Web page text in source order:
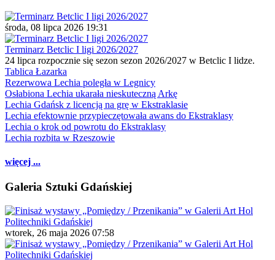
środa, 08 lipca 2026 19:31
Terminarz Betclic I ligi 2026/2027
24 lipca rozpocznie się sezon sezon 2026/2027 w Betclic I lidze.
Tablica Łazarka
Rezerwowa Lechia poległa w Legnicy
Osłabiona Lechia ukarała nieskuteczną Arkę
Lechia Gdańsk z licencją na grę w Ekstraklasie
Lechia efektownie przypieczętowała awans do Ekstraklasy
Lechia o krok od powrotu do Ekstraklasy
Lechia rozbita w Rzeszowie
więcej ...
Galeria Sztuki Gdańskiej
wtorek, 26 maja 2026 07:58